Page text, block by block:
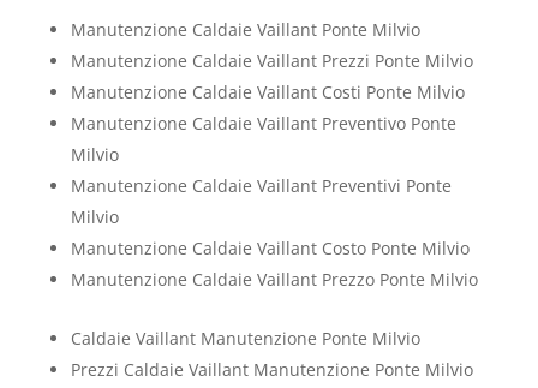
Manutenzione Caldaie Vaillant Ponte Milvio
Manutenzione Caldaie Vaillant Prezzi Ponte Milvio
Manutenzione Caldaie Vaillant Costi Ponte Milvio
Manutenzione Caldaie Vaillant Preventivo Ponte
Milvio
Manutenzione Caldaie Vaillant Preventivi Ponte
Milvio
Manutenzione Caldaie Vaillant Costo Ponte Milvio
Manutenzione Caldaie Vaillant Prezzo Ponte Milvio
Caldaie Vaillant Manutenzione Ponte Milvio
Prezzi Caldaie Vaillant Manutenzione Ponte Milvio